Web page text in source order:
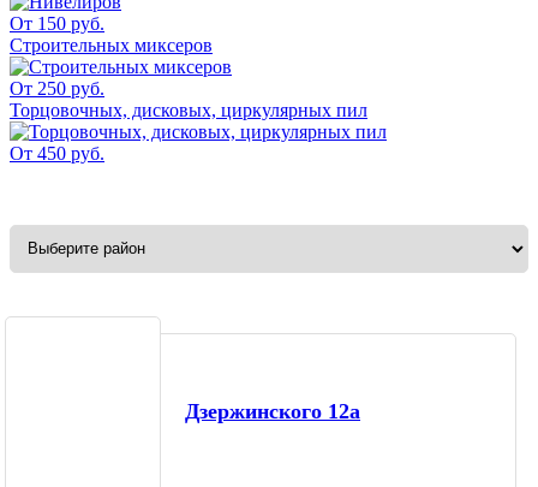
От 150 руб.
Строительных миксеров
От 250 руб.
Торцовочных, дисковых, циркулярных пил
От 450 руб.
Дзержинского 12а